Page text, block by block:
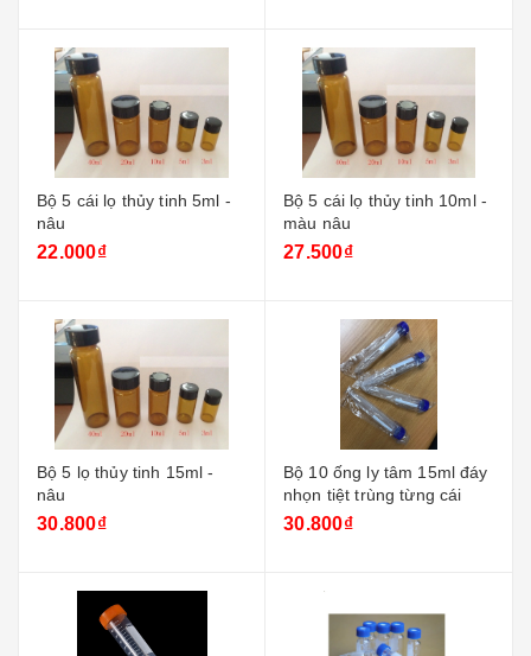
Bộ 5 cái lọ thủy tinh 5ml -
nâu
22.000₫
Bộ 5 cái lọ thủy tinh 10ml -
màu nâu
27.500₫
Bộ 5 lọ thủy tinh 15ml -
nâu
30.800₫
Bộ 10 ống ly tâm 15ml đáy
nhọn tiệt trùng từng cái
30.800₫